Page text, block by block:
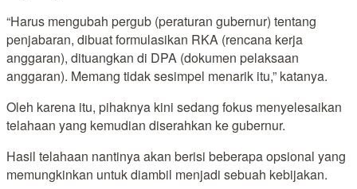
“Harus mengubah pergub (peraturan gubernur) tentang
penjabaran, dibuat formulasikan RKA (rencana kerja
anggaran), dituangkan di DPA (dokumen pelaksaan
anggaran). Memang tidak sesimpel menarik itu,” katanya.
Oleh karena itu, pihaknya kini sedang fokus menyelesaikan
telahaan yang kemudian diserahkan ke gubernur.
Hasil telahaan nantinya akan berisi beberapa opsional yang
memungkinkan untuk diambil menjadi sebuah kebijakan.